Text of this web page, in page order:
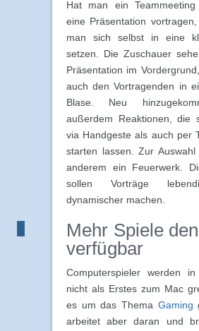
Hat man ein
eine Präsentation
man sich selbst in eine
setzen. Die Zuschauer
Präsentation im
auch den Vortragenden in
Blase. Neu
außerdem Reaktionen, die
via Handgeste als auch per
starten lassen. Zur
anderem ein Feuerwerk.
sollen Vorträge
dynamischer machen.
Mehr Spiele
verfügbar
Computerspieler werden
nicht als Erstes zum Mac
es um das Thema Gaming
arbeitet aber daran und